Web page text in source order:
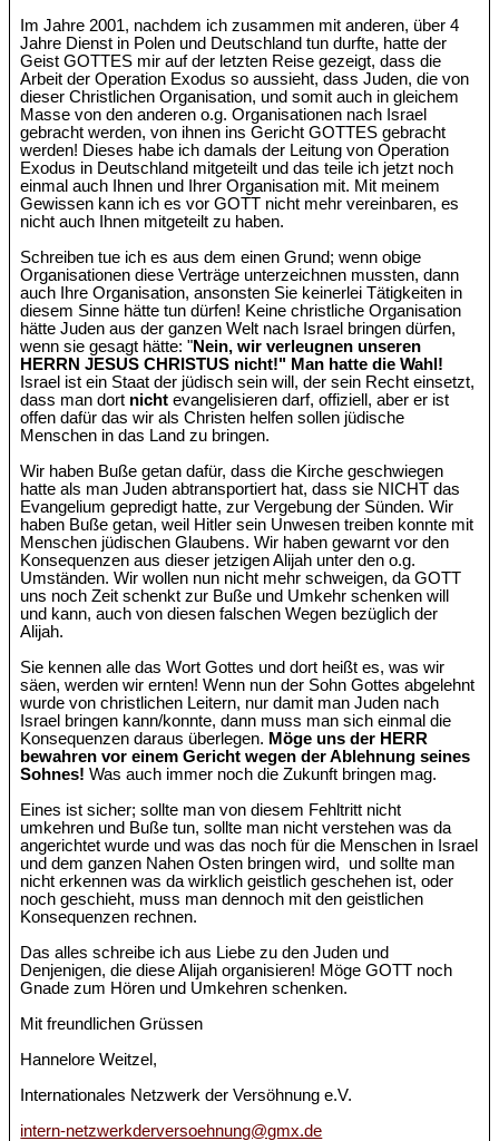
Im Jahre 2001, nachdem ich zusammen mit anderen, über 4
Jahre Dienst in Polen und Deutschland tun durfte, hatte der
Geist GOTTES mir auf der letzten Reise gezeigt, dass die
Arbeit der Operation Exodus so aussieht, dass Juden, die von
dieser Christlichen Organisation, und somit auch in gleichem
Masse von den anderen o.g. Organisationen nach Israel
gebracht werden, von ihnen ins Gericht GOTTES gebracht
werden! Dieses habe ich damals der Leitung von Operation
Exodus in Deutschland mitgeteilt und das teile ich jetzt noch
einmal auch Ihnen und Ihrer Organisation mit. Mit meinem
Gewissen kann ich es vor GOTT nicht mehr vereinbaren, es
nicht auch Ihnen mitgeteilt zu haben.
Schreiben tue ich es aus dem einen Grund; wenn obige
Organisationen diese Verträge unterzeichnen mussten, dann
auch Ihre Organisation, ansonsten Sie keinerlei Tätigkeiten in
diesem Sinne hätte tun dürfen! Keine christliche Organisation
hätte Juden aus der ganzen Welt nach Israel bringen dürfen,
wenn sie gesagt hätte: "Nein, wir verleugnen unseren
HERRN JESUS CHRISTUS nicht!" Man hatte die Wahl!
Israel ist ein Staat der jüdisch sein will, der sein Recht einsetzt,
dass man dort nicht evangelisieren darf, offiziell, aber er ist
offen dafür das wir als Christen helfen sollen jüdische
Menschen in das Land zu bringen.
Wir haben Buße getan dafür, dass die Kirche geschwiegen
hatte als man Juden abtransportiert hat, dass sie NICHT das
Evangelium gepredigt hatte, zur Vergebung der Sünden. Wir
haben Buße getan, weil Hitler sein Unwesen treiben konnte mit
Menschen jüdischen Glaubens. Wir haben gewarnt vor den
Konsequenzen aus dieser jetzigen Alijah unter den o.g.
Umständen. Wir wollen nun nicht mehr schweigen, da GOTT
uns noch Zeit schenkt zur Buße und Umkehr schenken will
und kann, auch von diesen falschen Wegen bezüglich der
Alijah.
Sie kennen alle das Wort Gottes und dort heißt es, was wir
säen, werden wir ernten! Wenn nun der Sohn Gottes abgelehnt
wurde von christlichen Leitern, nur damit man Juden nach
Israel bringen kann/konnte, dann muss man sich einmal die
Konsequenzen daraus überlegen. Möge uns der HERR
bewahren vor einem Gericht wegen der Ablehnung seines
Sohnes! Was auch immer noch die Zukunft bringen mag.
Eines ist sicher; sollte man von diesem Fehltritt nicht
umkehren und Buße tun, sollte man nicht verstehen was da
angerichtet wurde und was das noch für die Menschen in Israel
und dem ganzen Nahen Osten bringen wird, und sollte man
nicht erkennen was da wirklich geistlich geschehen ist, oder
noch geschieht, muss man dennoch mit den geistlichen
Konsequenzen rechnen.
Das alles schreibe ich aus Liebe zu den Juden und
Denjenigen, die diese Alijah organisieren! Möge GOTT noch
Gnade zum Hören und Umkehren schenken.
Mit freundlichen Grüssen
Hannelore Weitzel,
Internationales Netzwerk der Versöhnung e.V.
intern-netzwerkderversoehnung@gmx.de